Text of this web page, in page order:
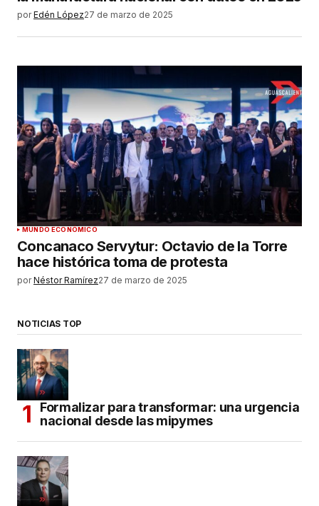
por Edén López27 de marzo de 2025
MUNDO ECONÓMICO
Concanaco Servytur: Octavio de la Torre
hace histórica toma de protesta
por Néstor Ramírez27 de marzo de 2025
NOTICIAS TOP
Formalizar para transformar: una urgencia
nacional desde las mipymes